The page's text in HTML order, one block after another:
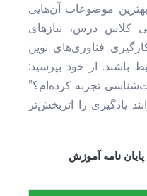
موضوعات آن‌هایی
کلاس درس، نیازهای
فناوری‌های نوین
از خود بپرسید:
تجربه کرده‌ام؟”
یادگیری را اثربخش‌تر
پایان نامه آموزش